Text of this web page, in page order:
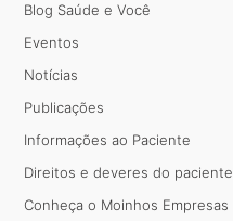
Blog Saúde e Você
Eventos
Notícias
Publicações
Informações ao Paciente
Direitos e deveres do paciente
Conheça o Moinhos Empresas